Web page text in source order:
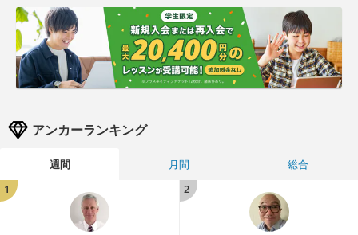
アンカーランキング
週間 月間
総合
1
2